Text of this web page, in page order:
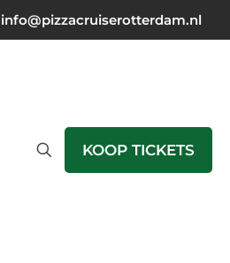
info@pizzacruiserotterdam.nl
KOOP TICKETS